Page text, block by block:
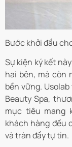
Bước khởi đầu
Sự kiện ký kết
hai bên, mà còn
bền vững.
Beauty Spa,
mục tiêu mang
khách hàng đều
và tràn đầy tự tin.